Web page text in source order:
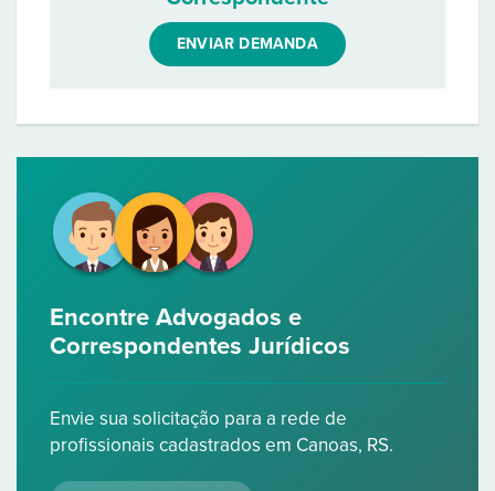
ENVIAR DEMANDA
Encontre Advogados e
Correspondentes Jurídicos
Envie sua solicitação para a rede de
profissionais cadastrados em Canoas, RS.